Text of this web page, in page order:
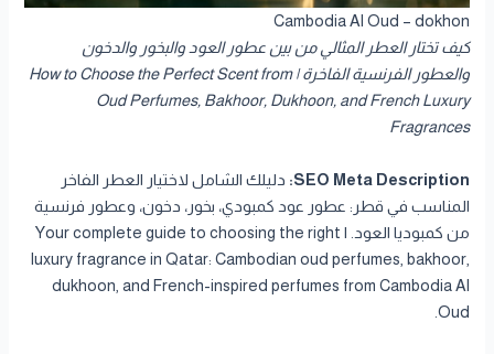
Cambodia Al Oud – dokhon
كيف تختار العطر المثالي من بين عطور العود والبخور والدخون
والعطور الفرنسية الفاخرة | How to Choose the Perfect Scent from
Oud Perfumes, Bakhoor, Dukhoon, and French Luxury
Fragrances
SEO Meta Description: دليلك الشامل لاختيار العطر الفاخر
المناسب في قطر: عطور عود كمبودي، بخور، دخون، وعطور فرنسية
من كمبوديا العود. | Your complete guide to choosing the right
luxury fragrance in Qatar: Cambodian oud perfumes, bakhoor,
dukhoon, and French-inspired perfumes from Cambodia Al
Oud.